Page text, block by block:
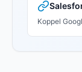
Koppel